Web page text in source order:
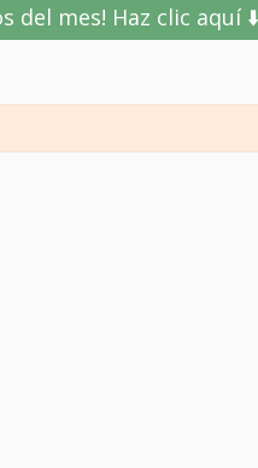
del mes! Haz clic aquí ⬇️